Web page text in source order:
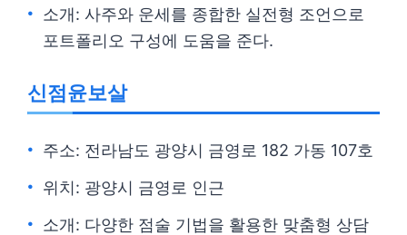
소개: 사주와 운세를 종합한 실전형 조언으로
포트폴리오 구성에 도움을 준다.
신점윤보살
주소: 전라남도 광양시 금영로 182 가동 107호
위치: 광양시 금영로 인근
소개: 다양한 점술 기법을 활용한 맞춤형 상담